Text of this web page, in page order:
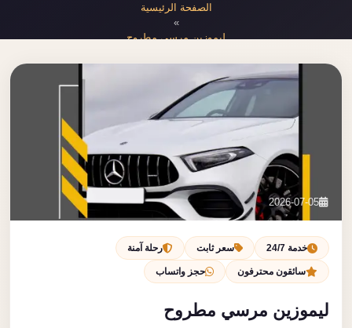
خدمات المطار
نحن
بنا
احجز الآن
الصفحة الرئيسية
ليموزين مرسي مطروح
2026-07-05
خدمة 24/7 سعر ثابت رحلة آمنة
سائقون محترفون حجز واتساب
ليموزين مرسي مطروح